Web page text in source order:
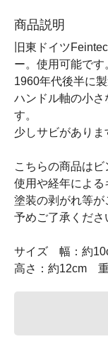
商品説明
旧東ドイツ
ー。使用可能です
1960年代後半に
ハンドル軸の小さ
す。
少しサビがありま
こちらの商品はビ
使用や経年による
塗装の剥がれ等が
予めご了承くださ
サイズ 幅：約
高さ：約12cm